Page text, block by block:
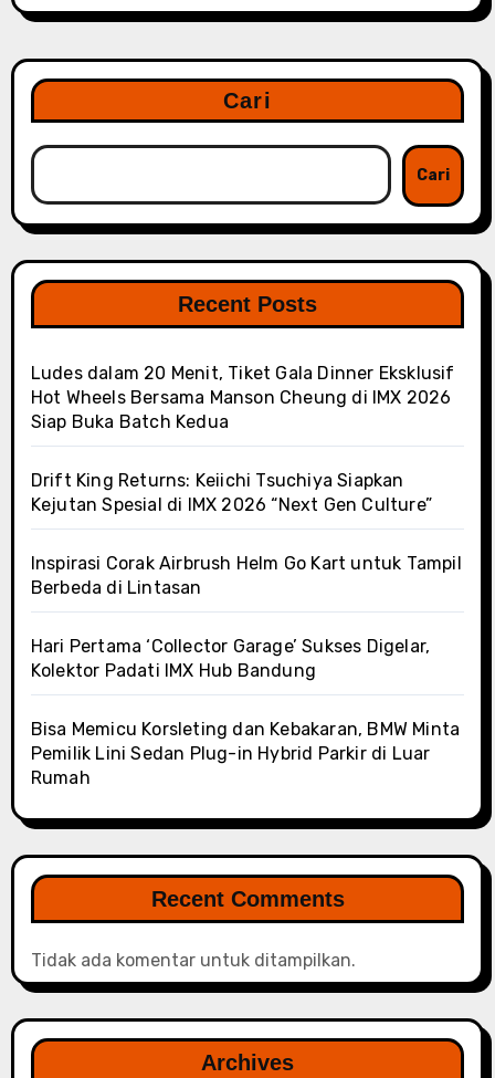
Cari
Cari
Recent Posts
Ludes dalam 20 Menit, Tiket Gala Dinner Eksklusif
Hot Wheels Bersama Manson Cheung di IMX 2026
Siap Buka Batch Kedua
Drift King Returns: Keiichi Tsuchiya Siapkan
Kejutan Spesial di IMX 2026 “Next Gen Culture”
Inspirasi Corak Airbrush Helm Go Kart untuk Tampil
Berbeda di Lintasan
Hari Pertama ‘Collector Garage’ Sukses Digelar,
Kolektor Padati IMX Hub Bandung
Bisa Memicu Korsleting dan Kebakaran, BMW Minta
Pemilik Lini Sedan Plug-in Hybrid Parkir di Luar
Rumah
Recent Comments
Tidak ada komentar untuk ditampilkan.
Archives